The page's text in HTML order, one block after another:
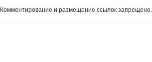
Комментирование и размещение ссылок запрещено.